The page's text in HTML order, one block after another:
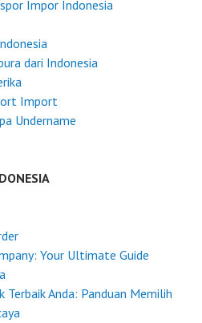
Impor Indonesia
dari Indonesia
Import
Undername
Your Ultimate Guide
Anda: Panduan Memilih